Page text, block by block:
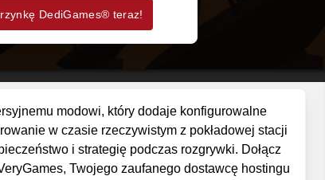
DediGames® teraz!
modowi, który dodaje konfigurowalne
w czasie rzeczywistym z pokładowej stacji
i strategię podczas rozgrywki. Dołącz
Twojego zaufanego dostawcę hostingu